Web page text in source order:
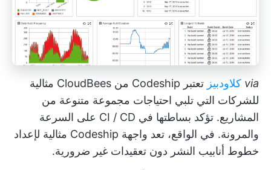
via كلاودبيز
تعتبر Codeship من CloudBees مثالية
للشركات التي تلبي احتياجات مجموعة متنوعة من
المشاريع. تؤكد بساطتها في CI / CD على السرعة
والمرونة. في الواقع، تعد واجهة Codeship مثالية لإعداد
خطوط أنابيب النشر دون تعقيدات غير ضرورية.